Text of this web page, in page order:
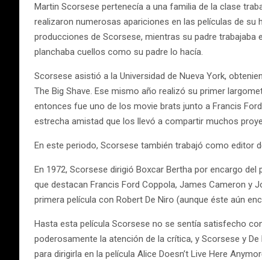
Martin Scorsese pertenecía a una familia de la clase
realizaron numerosas apariciones en las películas de
producciones de Scorsese, mientras su padre
planchaba cuellos como su padre lo hacía.
Scorsese asistió a la Universidad de Nueva York,
The Big Shave. Ese mismo año realizó su primer
entonces fue uno de los movie brats junto a Francis
estrecha amistad que los llevó a compartir muchos
En este periodo, Scorsese también trabajó como editor
En 1972, Scorsese dirigió Boxcar Bertha por encargo
que destacan Francis Ford Coppola, James Cameron y
primera película con Robert De Niro (aunque éste aún
Hasta esta película Scorsese no se sentía satisfecho
poderosamente la atención de la crítica, y Scorsese y
para dirigirla en la película Alice Doesn’t Live Here